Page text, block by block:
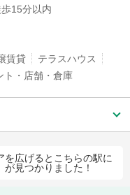
15分以内
賃貸
テラスハウス
ト・店舗・倉庫
広げるとこちらの駅に
見つかりました！